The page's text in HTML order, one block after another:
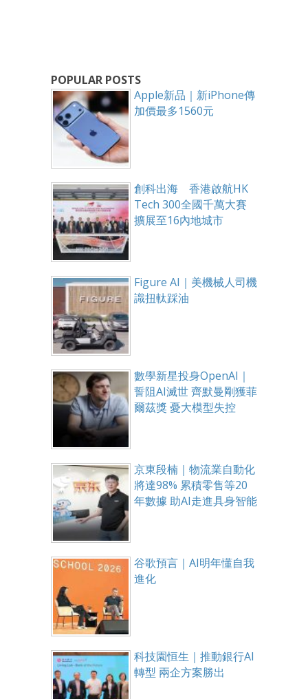
POPULAR POSTS
Apple新品｜新iPhone傳
加價最多1560元
創科出海 香港啟航HK
Tech 300全國千萬大賽
擴展至16內地城市
Figure AI｜美機械人司機
識扭軚踩油
數學新星投身OpenAI｜
誓阻AI滅世 齊默曼剛獲菲
爾茲獎 憂大模型失控
京東段楠｜物流業自動化
將達98% 累積零售等20
年數據 助AI走進具身智能
谷歌預言｜AI明年懂自我
進化
科技園恒生｜推動銀行AI
轉型 兩企方案勝出